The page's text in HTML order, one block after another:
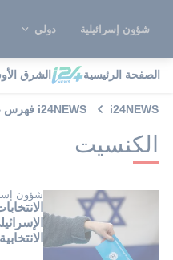
شؤون إسرائيلية دولي
الصفحة الرئيسية الشرق
i24NEWS i24NEWS فهرس علامات
الكنسيت
شؤون
الانتخابية